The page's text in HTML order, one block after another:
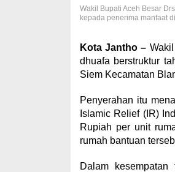
Wakil Bupati Aceh Besar
kepada penerima manfaat
Kota Jantho –
dhuafa berstruktur
Siem Kecamatan
Penyerahan itu
Islamic Relief (IR)
Rupiah per unit
rumah bantuan
Dalam